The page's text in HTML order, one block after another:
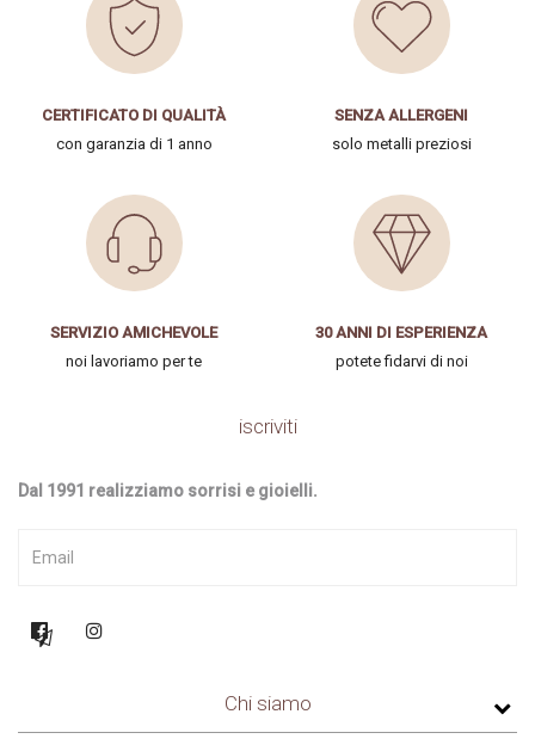
CERTIFICATO DI QUALITÀ
con garanzia di 1 anno
SENZA ALLERGENI
solo metalli preziosi
SERVIZIO AMICHEVOLE
noi lavoriamo per te
30 ANNI DI ESPERIENZA
potete fidarvi di noi
iscriviti
Dal 1991 realizziamo sorrisi e gioielli.
Chi siamo